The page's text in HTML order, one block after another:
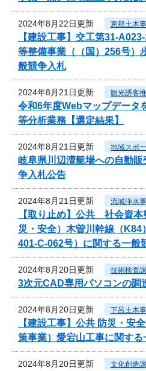
2024年8月22日更新 恵那土木
【建設工事】交工第31-
等整備事業（（国）256号）
般競争入札
2024年8月21日更新 観光誘客
令和6年度Webマップデータ
等分析業務【選定結果】
2024年8月21日更新 地域スポ
岐阜県川辺漕艇場への自動
争入札公告
2024年8月21日更新 流域浄水
【取り止め】公共 社会資
災・安全）木曽川幹線（K84
401-C-062号）に関する一般
2024年8月20日更新 技術検査課
3次元CAD専用パソコンの調
2024年8月20日更新 下呂土木
【建設工事】公共 防災・安
策事業）愛宕山工事に関す
2024年8月20日更新 文化創造課